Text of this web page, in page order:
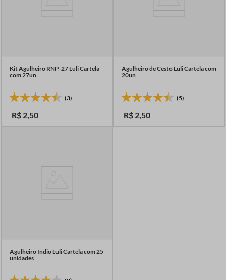
Kit Agulheiro RNP-27 Luli Cartela
com 27un
(3)
R$ 2,50
Agulheiro de Cesto Luli Cartela com
20un
(5)
R$ 2,50
Agulheiro Indio Luli Cartela com 25
unidades
amigurumi